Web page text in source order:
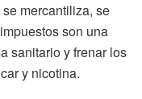
mercantiliza, se
son una
sanitario y frenar los
y nicotina.